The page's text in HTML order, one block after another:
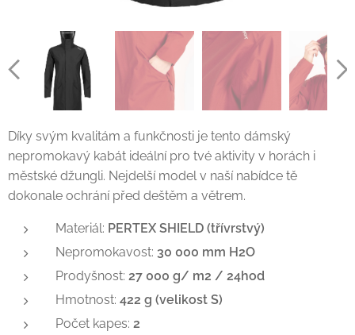
Díky svým kvalitám a funkčnosti je tento dámský
nepromokavý kabát ideální pro tvé aktivity v horách i
městské džungli. Nejdelší model v naší nabídce tě
dokonale ochrání před deštěm a větrem.
Materiál: PERTEX SHIELD (třívrstvý)
Nepromokavost: 30 000 mm H2O
Prodyšnost: 27 000 g/ m2 / 24hod
Hmotnost: 422 g (velikost S)
Počet kapes: 2